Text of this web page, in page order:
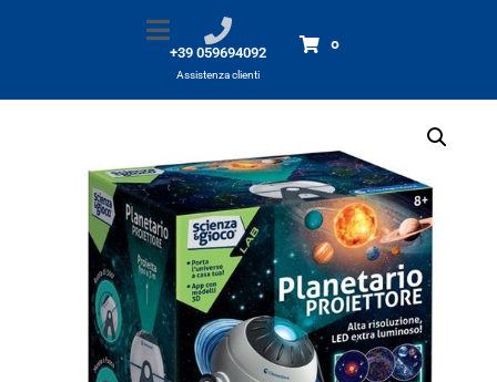
+39 059694092
Assistenza clienti
0
Prodotti Proiettore delle Stelle